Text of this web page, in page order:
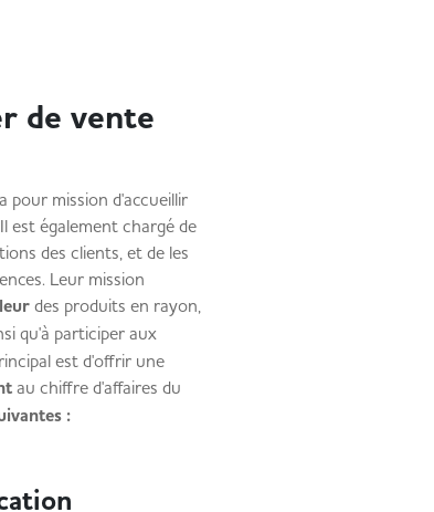
de vente
pour mission d'accueillir
est également chargé de
des clients, et de les
Leur mission
des produits en rayon,
qu'à participer aux
est d'offrir une
au chiffre d'affaires du
: